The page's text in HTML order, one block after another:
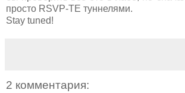
просто RSVP-TE туннелями.
Stay tuned!
2 комментария: